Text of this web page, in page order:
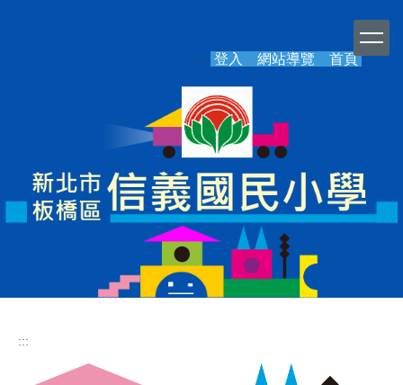
::: 登入 網站導覽 首頁
:::